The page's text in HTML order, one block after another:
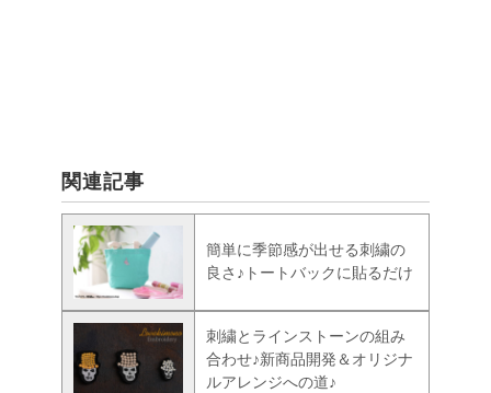
関連記事
簡単に季節感が出せる刺繍の
良さ♪トートバックに貼るだけ
刺繍とラインストーンの組み
合わせ♪新商品開発＆オリジナ
ルアレンジへの道♪